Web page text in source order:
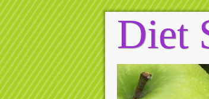
Diet